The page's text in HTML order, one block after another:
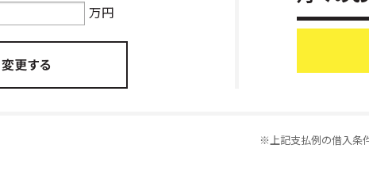
万円
※上記支払例の借入条